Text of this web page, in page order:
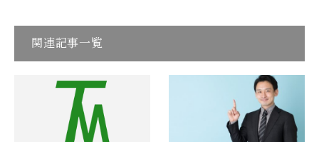
関連記事一覧